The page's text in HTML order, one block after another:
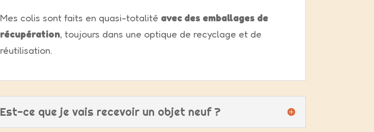
Mes colis sont faits en quasi-totalité avec des emballages de
récupération, toujours dans une optique de recyclage et de
réutilisation.
Est-ce que je vais recevoir un objet neuf ?